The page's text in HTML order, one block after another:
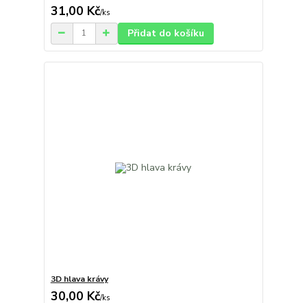
31,00 Kč/ks
Přidat do košíku
3D hlava krávy
30,00 Kč/ks